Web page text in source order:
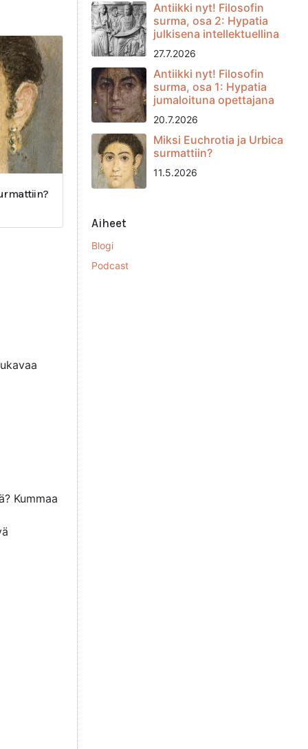
Kummaa
Antiikki nyt! Filosofin
surma, osa 2: Hypatia
julkisena intellektuellina
27.7.2026
Antiikki nyt! Filosofin
surma, osa 1: Hypatia
jumaloituna opettajana
20.7.2026
Miksi Euchrotia ja Urbica
surmattiin?
11.5.2026
Aiheet
Blogi
Podcast